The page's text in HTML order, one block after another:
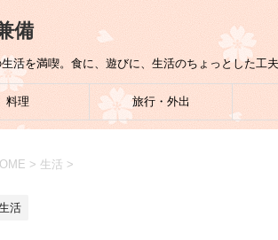
備
活を満喫。食に、遊びに、生活のちょっとした工
料理 旅行・外出
> 生活 >
活